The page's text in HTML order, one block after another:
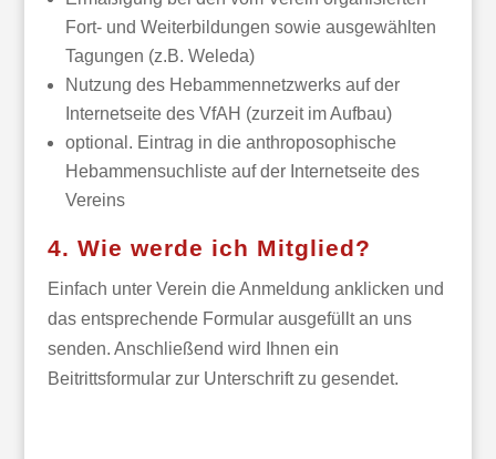
Fort- und Weiterbildungen sowie ausgewählten
Tagungen (z.B. Weleda)
Nutzung des Hebammennetzwerks auf der
Internetseite des VfAH (zurzeit im Aufbau)
optional. Eintrag in die anthroposophische
Hebammensuchliste auf der Internetseite des
Vereins
4. Wie werde ich Mitglied?
Einfach unter Verein die Anmeldung anklicken und
das entsprechende Formular ausgefüllt an uns
senden. Anschließend wird Ihnen ein
Beitrittsformular zur Unterschrift zu gesendet.